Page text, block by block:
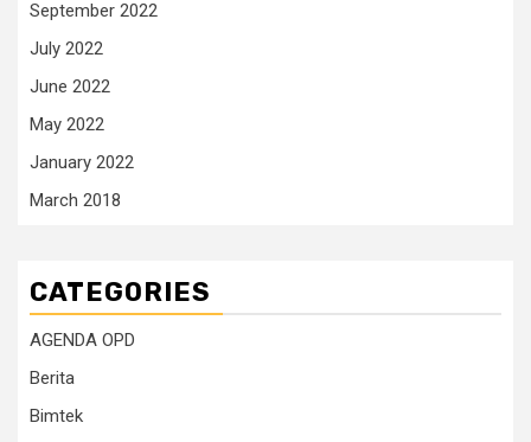
September 2022
July 2022
June 2022
May 2022
January 2022
March 2018
CATEGORIES
AGENDA OPD
Berita
Bimtek